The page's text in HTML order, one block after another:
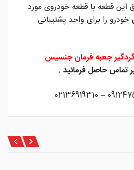
این قطعه با قطعه خودروی مورد
خودرو را برای واحد پشتیبانی
جعبه فرمان جنسیس
تماس حاصل فرمائید.